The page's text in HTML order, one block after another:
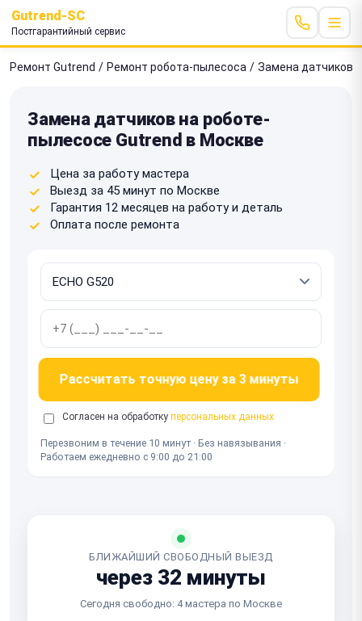
Gutrend-SC
Постгарантийный сервис
Ремонт Gutrend / Ремонт робота-пылесоса / Замена датчиков
Замена датчиков на роботе-
пылесосе Gutrend в Москве
Цена за работу мастера
Выезд за 45 минут по Москве
Гарантия 12 месяцев на работу и деталь
Оплата после ремонта
Рассчитать точную цену за 3 минуты
Согласен на обработку персональных данных
Перезвоним в течение 10 минут · Без навязывания ·
Работаем ежедневно с 9:00 до 21:00
БЛИЖАЙШИЙ СВОБОДНЫЙ ВЫЕЗД
через 32 минуты
Сегодня свободно: 4 мастера по Москве